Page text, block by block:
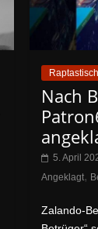
Raptastisch
Nach
5. April
Angeklagt,
Zalando-